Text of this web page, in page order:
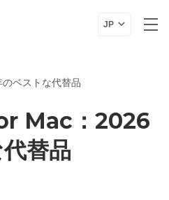
JP
ベストな代替品
Mac：2026
替品